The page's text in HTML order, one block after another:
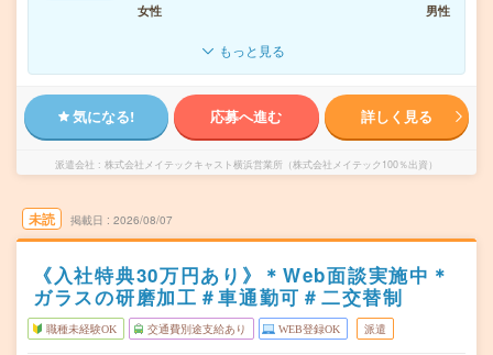
女性
男性
もっと見る
気になる! 応募へ進む 詳しく見る
派遣会社 株式会社メイテックキャスト横浜営業所（株式会社メイテック100％出資）
未読 掲載日 2026/08/07
《入社特典30万円あり》＊Web面談実施中＊
ガラスの研磨加工＃車通勤可＃二交替制
職種未経験OK 交通費別途支給あり WEB登録OK 派遣